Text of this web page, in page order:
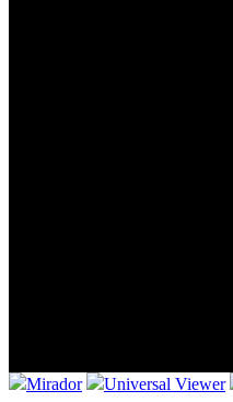
Mirador Universal Viewer